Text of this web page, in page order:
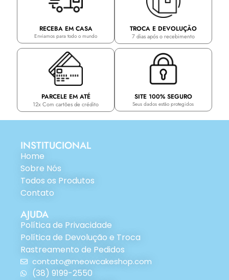
RECEBA EM CASA
Enviamos para todo o mundo
TROCA E DEVOLUÇÃO
7 dias após o recebimento
PARCELE EM ATÉ
12x Com cartões de crédito
SITE 100% SEGURO
Seus dados estão protegidos
INSTITUCIONAL
Home
Sobre Nós
Todos os Produtos
Contato
AJUDA
Política de Privacidade
Política de Devolução e Troca
Rastreamento de Pedidos
contato@meowcakeshop.com
(38) 9199-2550